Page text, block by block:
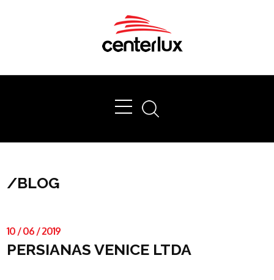
/BLOG
10 /06 /2019
PERSIANAS VENICE LTDA